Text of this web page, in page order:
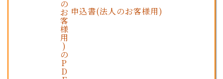
申込書(法人のお客様用)